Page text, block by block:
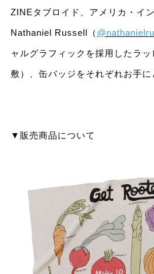
ZINEタブロイド、アメリカ・イ
Nathaniel Russell（
ャルグラフィックを採用したラ
敷）、缶バッジをそれぞれお手に
▼販売商品について